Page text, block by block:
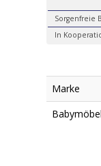
Sorgenfreie
In
Marke
Babymöbel